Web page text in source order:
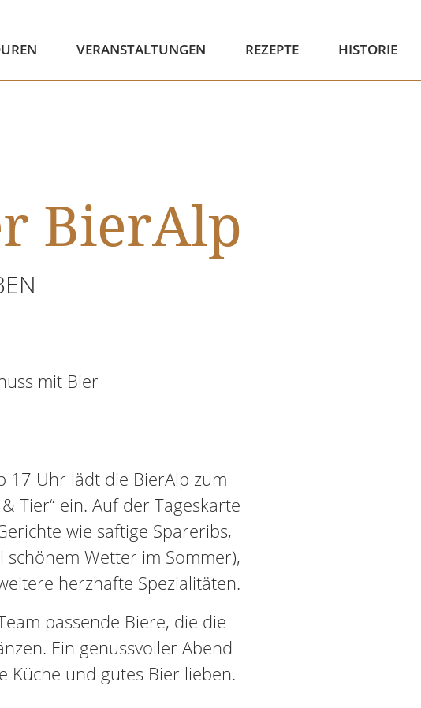
VERANSTALTUNGEN REZEPTE HISTORIE
BierAlp
mit Bier
17 Uhr lädt die BierAlp zum
Tier“ ein. Auf der Tageskarte
wie saftige Spareribs,
schönem Wetter im Sommer),
herzhafte Spezialitäten.
passende Biere, die die
Ein genussvoller Abend
Küche und gutes Bier lieben.